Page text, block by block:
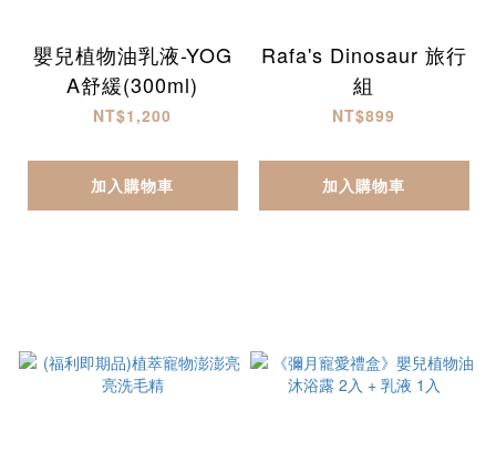
嬰兒植物油乳液-YOG
A舒緩(300ml)
NT$1,200
加入購物車
Rafa's Dinosaur 旅行
組
NT$899
加入購物車